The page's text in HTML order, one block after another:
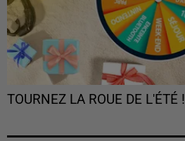
TOURNEZ LA ROUE DE L'ÉTÉ !